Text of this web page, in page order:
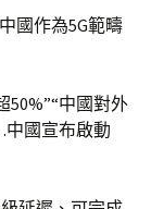
國作為5G範疇
50%”“中國對外
國宣布啟動